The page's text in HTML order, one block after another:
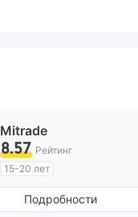
Mitrade
8.57 Рейтинг
15-20 лет
Регулирование в Австралия
Маркет-Мейкинг (MM)
Подробности